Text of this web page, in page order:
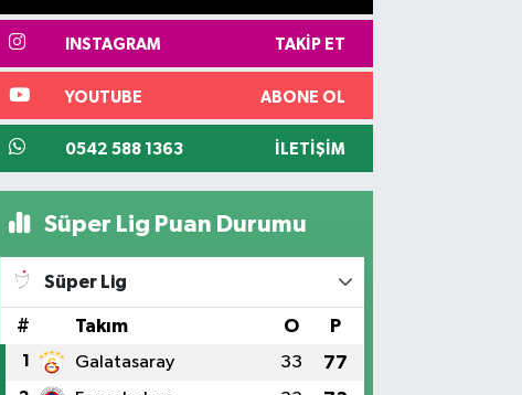
INSTAGRAM TAKIP ET
YOUTUBE ABONE OL
0542 588 1363 İLETIŞIM
Süper Lig Puan Durumu
Süper Lig
# Takım O P
1 Galatasaray 33 77